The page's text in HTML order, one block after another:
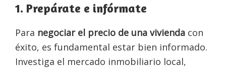
1. Prepárate e infórmate
Para negociar el precio de una vivienda con
éxito, es fundamental estar bien informado.
Investiga el mercado inmobiliario local,